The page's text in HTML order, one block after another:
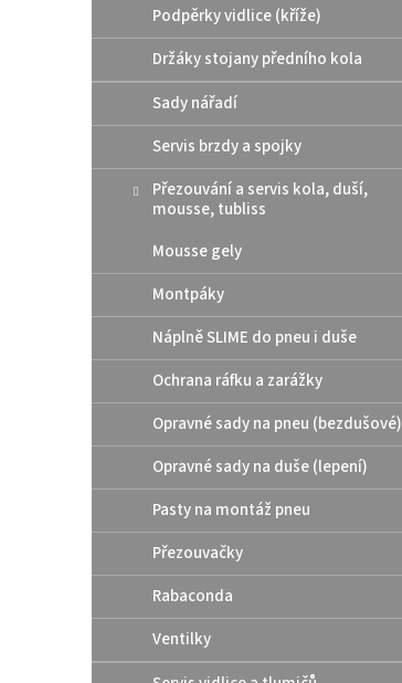
Podpěrky vidlice (kříže)
Držáky stojany předního kola
Sady nářadí
Servis brzdy a spojky
Přezouvání a servis kola, duší,
mousse, tubliss
Mousse gely
Montpáky
Náplně SLIME do pneu i duše
Ochrana ráfku a zarážky
Opravné sady na pneu (bezdušové)
Opravné sady na duše (lepení)
Pasty na montáž pneu
Přezouvačky
Rabaconda
Ventilky